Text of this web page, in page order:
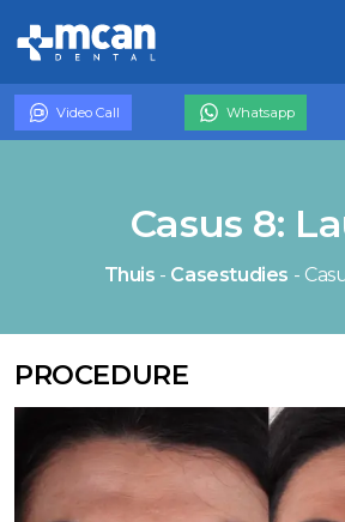
Video Call Whatsapp
Casus 8:
Thuis - Casestudies -
PROCEDURE